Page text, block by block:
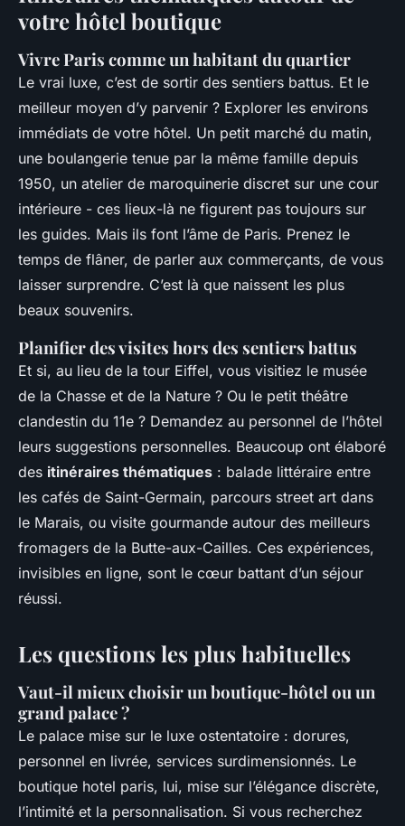
votre hôtel boutique
Vivre Paris comme un habitant du quartier
Le vrai luxe, c’est de sortir des sentiers battus. Et le
meilleur moyen d’y parvenir ? Explorer les environs
immédiats de votre hôtel. Un petit marché du matin,
une boulangerie tenue par la même famille depuis
1950, un atelier de maroquinerie discret sur une cour
intérieure - ces lieux-là ne figurent pas toujours sur
les guides. Mais ils font l’âme de Paris. Prenez le
temps de flâner, de parler aux commerçants, de vous
laisser surprendre. C’est là que naissent les plus
beaux souvenirs.
Planifier des visites hors des sentiers battus
Et si, au lieu de la tour Eiffel, vous visitiez le musée
de la Chasse et de la Nature ? Ou le petit théâtre
clandestin du 11e ? Demandez au personnel de l’hôtel
leurs suggestions personnelles. Beaucoup ont élaboré
des itinéraires thématiques : balade littéraire entre
les cafés de Saint-Germain, parcours street art dans
le Marais, ou visite gourmande autour des meilleurs
fromagers de la Butte-aux-Cailles. Ces expériences,
invisibles en ligne, sont le cœur battant d’un séjour
réussi.
Les questions les plus habituelles
Vaut-il mieux choisir un boutique-hôtel ou un
grand palace ?
Le palace mise sur le luxe ostentatoire : dorures,
personnel en livrée, services surdimensionnés. Le
boutique hotel paris, lui, mise sur l’élégance discrète,
l’intimité et la personnalisation. Si vous recherchez